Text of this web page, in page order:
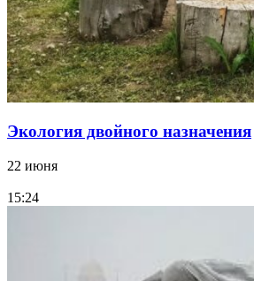
Экология двойного назначения
22 июня
15:24